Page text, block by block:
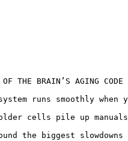
THE BRAIN’S AGING CODE
runs smoothly
cells pile up
the biggest